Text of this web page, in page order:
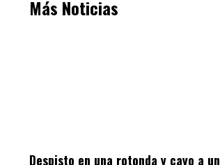
Más Noticias
Despisto en una rotonda y cayo a un